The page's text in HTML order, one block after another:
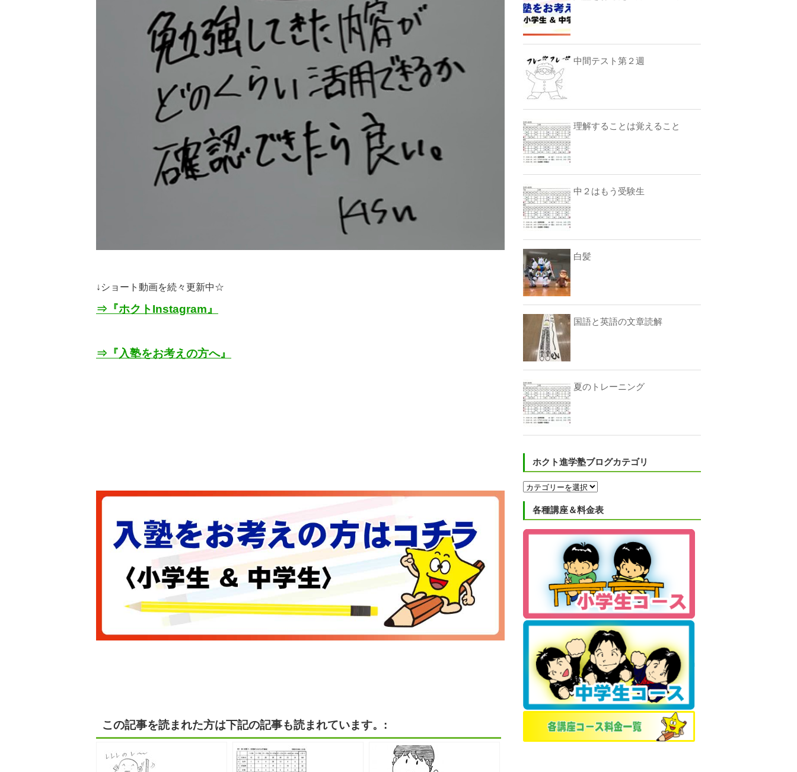
↓ ショート動画を続々更新中☆
⇒『ホクトInstagram』
⇒『入塾をお考えの方へ』
この記事を読まれた方は下記の記事も読まれています。:
中間テスト第２週
理解することは覚えること
中２はもう受験生
白髪
国語と英語の文章読解
夏のトレーニング
ホクト進学塾ブログカテゴリ
ホ
ク
ト
学
塾
各種講座＆料金表